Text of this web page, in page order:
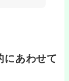
にあわせて